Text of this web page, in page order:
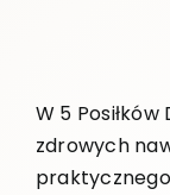
W 5
zdrowych